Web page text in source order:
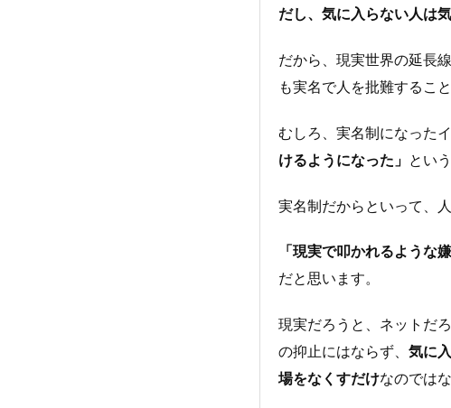
だし、気に入らない人は気
だから、現実世界の延長
も実名で人を批難するこ
むしろ、実名制になった
けるようになった」 とい
実名制だからといって、
「現実で叩かれるような
だと思います。
現実だろうと、ネットだ
の抑止にはならず、 気に
場をなくすだけなのでは